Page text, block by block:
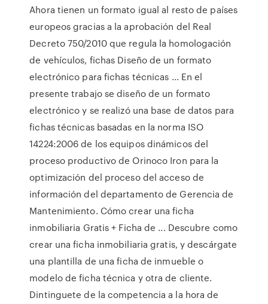
Ahora tienen un formato igual al resto de países
europeos gracias a la aprobación del Real
Decreto 750/2010 que regula la homologación
de vehículos, fichas Diseño de un formato
electrónico para fichas técnicas ... En el
presente trabajo se diseño de un formato
electrónico y se realizó una base de datos para
fichas técnicas basadas en la norma ISO
14224:2006 de los equipos dinámicos del
proceso productivo de Orinoco Iron para la
optimización del proceso del acceso de
información del departamento de Gerencia de
Mantenimiento. Cómo crear una ficha
inmobiliaria Gratis + Ficha de ... Descubre como
crear una ficha inmobiliaria gratis, y descárgate
una plantilla de una ficha de inmueble o
modelo de ficha técnica y otra de cliente.
Dintinguete de la competencia a la hora de